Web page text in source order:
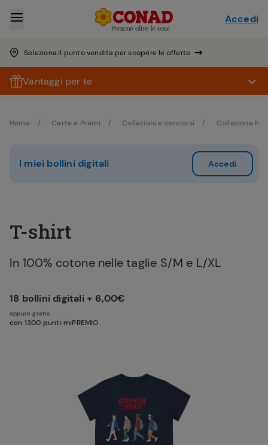
Seleziona il punto vendita per scoprire le offerte
Accedi
Vantaggi per te
Home Carte e Premi Collezioni e concorsi Collezione
I miei bollini digitali Accedi
T-shirt
In 100% cotone nelle taglie S/M e L/XL
18 bollini digitali + 6,00€
oppure gratis
con 1300 punti miPREMIO